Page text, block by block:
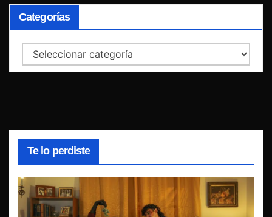
Categorías
Categorías
Te lo perdiste